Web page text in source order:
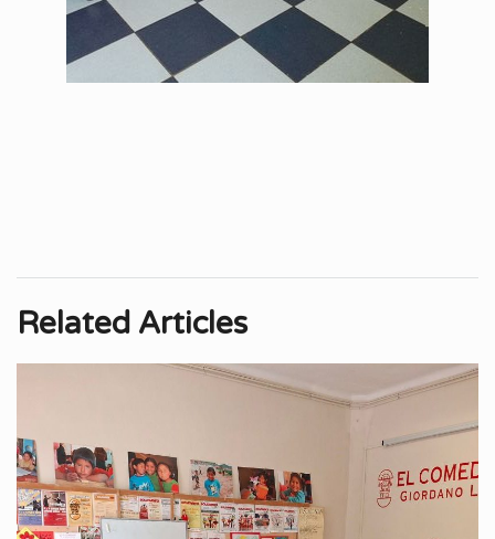
Related Articles